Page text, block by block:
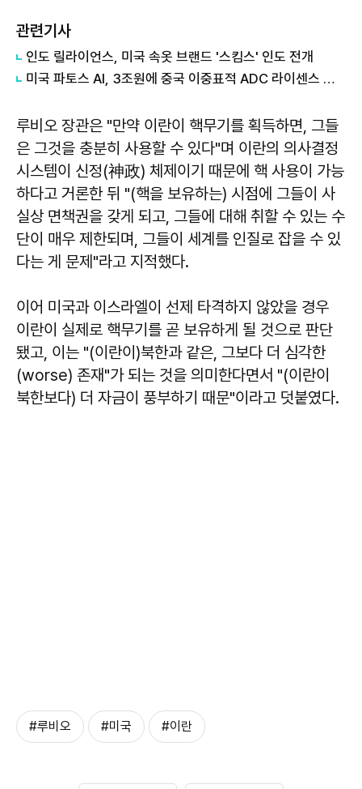
관련기사
인도 릴라이언스, 미국 속옷 브랜드 '스킴스' 인도 전개
미국 파토스 AI, 3조원에 중국 이중표적 ADC 라이센스 매입
루비오 장관은 "만약 이란이 핵무기를 획득하면, 그들
은 그것을 충분히 사용할 수 있다"며 이란의 의사결정
시스템이 신정(神政) 체제이기 때문에 핵 사용이 가능
하다고 거론한 뒤 "(핵을 보유하는) 시점에 그들이 사
실상 면책권을 갖게 되고, 그들에 대해 취할 수 있는 수
단이 매우 제한되며, 그들이 세계를 인질로 잡을 수 있
다는 게 문제"라고 지적했다.
이어 미국과 이스라엘이 선제 타격하지 않았을 경우
이란이 실제로 핵무기를 곧 보유하게 될 것으로 판단
됐고, 이는 "(이란이)북한과 같은, 그보다 더 심각한
(worse) 존재"가 되는 것을 의미한다면서 "(이란이
북한보다) 더 자금이 풍부하기 때문"이라고 덧붙였다.
#루비오 #미국 #이란